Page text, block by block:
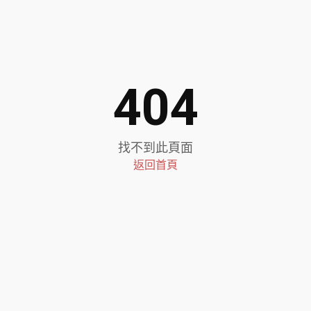
404
找不到此頁面
返回首頁